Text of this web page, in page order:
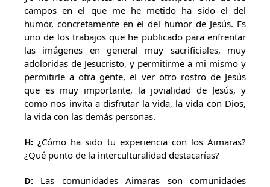
campos en el que me he metido ha sido el del
humor, concretamente en el del humor de Jesús. Es
uno de los trabajos que he publicado para enfrentar
las imágenes en general muy sacrificiales, muy
adoloridas de Jesucristo, y permitirme a mi mismo y
permitirle a otra gente, el ver otro rostro de Jesús
que es muy importante, la jovialidad de Jesús, y
como nos invita a disfrutar la vida, la vida con Dios,
la vida con las demás personas.
H: ¿Cómo ha sido tu experiencia con los Aimaras?
¿Qué punto de la interculturalidad destacarías?
D: Las comunidades Aimaras son comunidades